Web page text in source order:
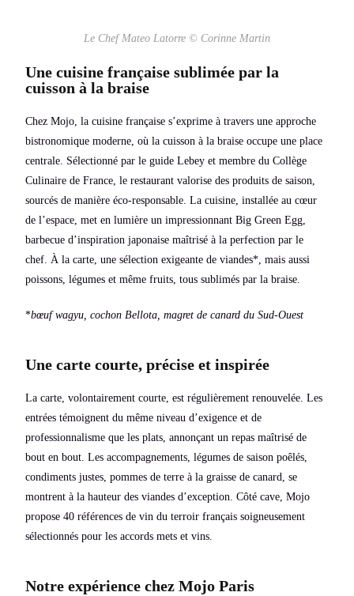
Le Chef Mateo Latorre © Corinne Martin
Une cuisine française sublimée par la
cuisson à la braise
Chez Mojo, la cuisine française s’exprime à travers une approche
bistronomique moderne, où la cuisson à la braise occupe une place
centrale. Sélectionné par le guide Lebey et membre du Collège
Culinaire de France, le restaurant valorise des produits de saison,
sourcés de manière éco-responsable. La cuisine, installée au cœur
de l’espace, met en lumière un impressionnant Big Green Egg,
barbecue d’inspiration japonaise maîtrisé à la perfection par le
chef. À la carte, une sélection exigeante de viandes*, mais aussi
poissons, légumes et même fruits, tous sublimés par la braise.
*bœuf wagyu, cochon Bellota, magret de canard du Sud-Ouest
Une carte courte, précise et inspirée
La carte, volontairement courte, est régulièrement renouvelée. Les
entrées témoignent du même niveau d’exigence et de
professionnalisme que les plats, annonçant un repas maîtrisé de
bout en bout. Les accompagnements, légumes de saison poêlés,
condiments justes, pommes de terre à la graisse de canard, se
montrent à la hauteur des viandes d’exception. Côté cave, Mojo
propose 40 références de vin du terroir français soigneusement
sélectionnés pour les accords mets et vins.
Notre expérience chez Mojo Paris